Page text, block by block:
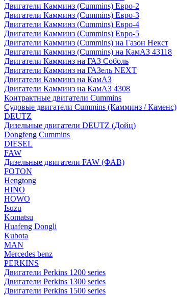
Двигатели Камминз (Cummins) Евро-2
Двигатели Камминз (Cummins) Евро-3
Двигатели Камминз (Cummins) Евро-4
Двигатели Камминз (Cummins) Евро-5
Двигатели Камминз (Cummins) на Газон Некст
Двигатели Камминз (Cummins) на КамАЗ 43118
Двигатели Камминз на ГАЗ Соболь
Двигатели Камминз на ГАЗель NEXT
Двигатели Камминз на КамАЗ
Двигатели Камминз на КамАЗ 4308
Контрактные двигатели Cummins
Судовые двигатели Cummins (Камминз / Каменс)
DEUTZ
Дизельные двигатели DEUTZ (Дойц)
Dongfeng Cummins
DIESEL
FAW
Дизельные двигатели FAW (ФАВ)
FOTON
Hengtong
HINO
HOWO
Isuzu
Komatsu
Huafeng Dongli
Kubota
MAN
Mercedes benz
PERKINS
Двигатели Perkins 1200 series
Двигатели Perkins 1300 series
Двигатели Perkins 1500 series